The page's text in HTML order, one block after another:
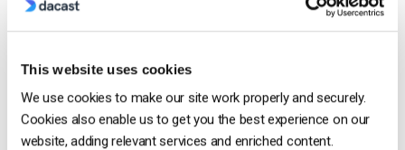
This website uses cookies
We use cookies to make our site work properly and securely.
Cookies also enable us to get you the best experience on our
website, adding relevant services and enriched content.
CONTINUA A LEGGERE→
Inserito inIl blog degli esperti di video dacast